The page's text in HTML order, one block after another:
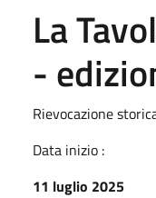
La
-
Rievocazione
Data inizio :
11 luglio 2025